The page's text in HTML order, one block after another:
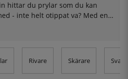
hittar du prylar som du kan
- inte helt otippat va? Med en
spaghetti av grönsaker, en
öppna konservburkar. Såklart
hängde med.
Rivare Skärare